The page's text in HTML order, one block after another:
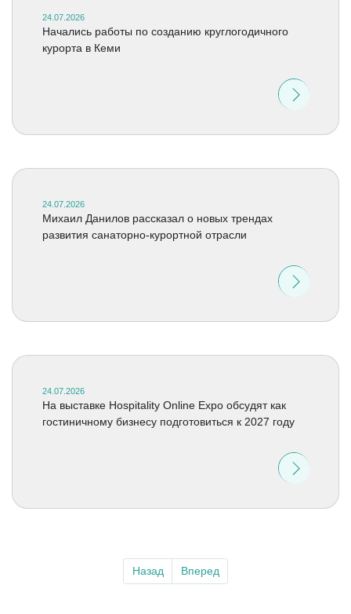
24.07.2026
Начались работы по созданию круглогодичного
курорта в Кеми
24.07.2026
Михаил Данилов рассказал о новых трендах
развития санаторно-курортной отрасли
24.07.2026
На выставке Hospitality Online Expo обсудят как
гостиничному бизнесу подготовиться к 2027 году
Назад Вперед